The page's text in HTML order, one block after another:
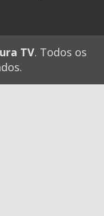
TV. Todos os